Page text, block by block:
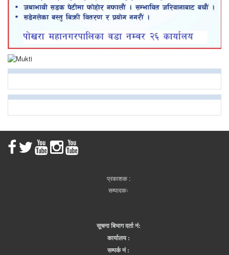
प्रकाशक :
सम्पादकः
सूचना बिभाग दर्ता नं:
कार्यालय :
सम्पर्क नं :